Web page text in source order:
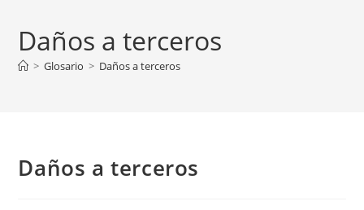
Daños a terceros
> Glosario > Daños a terceros
Daños a terceros